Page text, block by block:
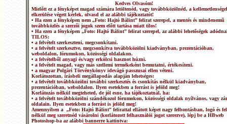
Kedves Olvasóm!
Mielőtt ez a fényképet magad számára letöltenéd, vagy továbbközölnéd, a
elkerülése végett kérlek, olvasd el az alábbi tájékoztatót!
• Ha ezen a fényképen nem „Foto: Hajtó Bálint” felirat szerepel, a mentés és mindenemű
továbbközlés a szerzői jogok szem előtt tartása miatt tilos!
• Ha ezen a fényképen „Foto: Hajtó Bálint” felirat szerepel, az alábbi lehetőségek
TILOS:
• a felvételt szerkeszteni, megcsonkítani.
• a felvételt szerkesztve, megcsonkítva továbbközölni kiadványban, prezentációban,
weboldalon, fórumokon, közösségi oldalakon.
• a felvételből anyagi és/vagy erkölcsi hasznot húzni.
• a felvételt magad, vagy más szellemi termékeként bemutatni, értékesíteni.
• a magyar Polgári Törvénykönyv idevágó passzusai ellen véteni.
Korlátozottan, írásbeli megállapodás alapján lehetséges:
• a felvételt továbbközölni további szerkesztés és csonkítás nélkül kiadványban,
prezentációban, weboldalon. Ilyen esetekben a forrást is jelöld meg!
Korlátozás nélkül megteheted, de jól esne, ha tájékoztatnál, ha:
• a felvételt továbbközölni szándékozol fórumokon, közösségi oldalak nyílvános, vagy
oldalain. Ilyen esetekben a forrást is jelöld meg!
Amennyiben a „Foto: Hajtó Bálint” felirattal ellátott képet nagy felbontásban, logó és
nélkül meg szeretnéd vásárolni (korlátozott felhasználói jogot szerezve), lépj be a HBweb
Photoshop-ba az alábbi bannerre kattintva: